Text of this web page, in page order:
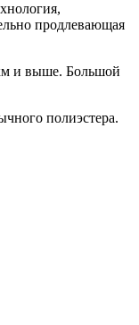
продлевающая
и выше. Большой
полиэстера.